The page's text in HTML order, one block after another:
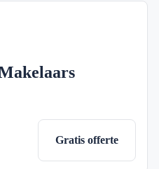
Gratis offerte